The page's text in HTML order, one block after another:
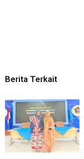
Berita Terkait